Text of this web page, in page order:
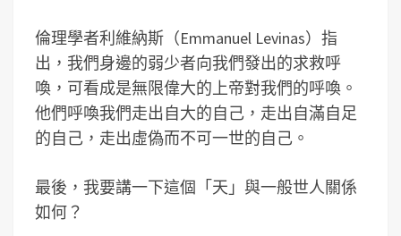
倫理學者利維納斯（Emmanuel Levinas）指
出，我們身邊的弱少者向我們發出的求救呼
喚，可看成是無限偉大的上帝對我們的呼喚。
他們呼喚我們走出自大的自己，走出自滿自足
的自己，走出虛偽而不可一世的自己。
最後，我要講一下這個「天」與一般世人關係
如何？